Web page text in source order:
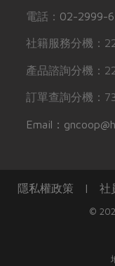
電話： 02-2999-
社籍服務分機：
產品諮詢分機：
訂單查詢分機：
Email：
隱私權政策 | 社
©